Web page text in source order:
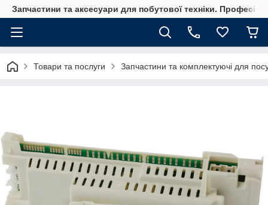
Запчастини та аксесуари для побутової техніки.
Товари та послуги Запчастини та комплектуючі для